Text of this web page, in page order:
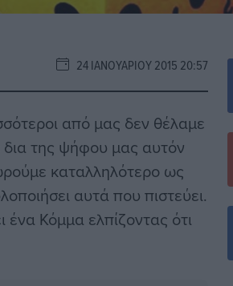
24 ΙΑΝΟΥΑΡΊΟΥ 2015 20:57
από μας δεν θέλαμε
δια της ψήφου μας αυτόν
καταλληλότερο ως
αυτά που πιστεύει.
Κόμμα ελπίζοντας ότι